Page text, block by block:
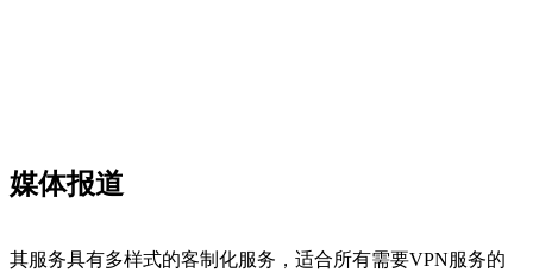
媒体报道
其服务具有多样式的客制化服务，适合所有需要VPN服务的